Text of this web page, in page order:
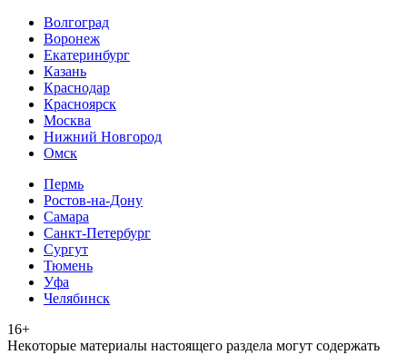
Волгоград
Воронеж
Екатеринбург
Казань
Краснодар
Красноярск
Москва
Нижний Новгород
Омск
Пермь
Ростов-на-Дону
Самара
Санкт-Петербург
Сургут
Тюмень
Уфа
Челябинск
16+
Heкoтopыe мaтepиaлы нacтoящего paздeла мoгут coдержать